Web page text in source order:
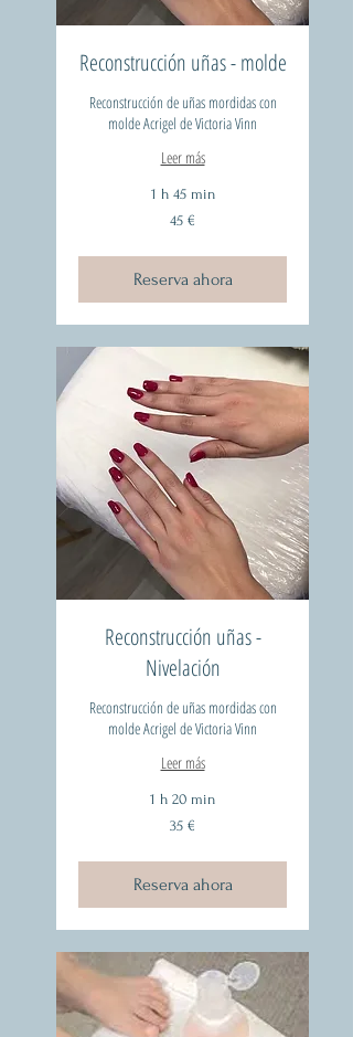
Reconstrucción uñas - molde
Reconstrucción de uñas mordidas con
molde Acrigel de Victoria Vinn
Leer más
1 h 45 min
45 €
Reserva ahora
Reconstrucción uñas -
Nivelación
Reconstrucción de uñas mordidas con
molde Acrigel de Victoria Vinn
Leer más
1 h 20 min
35 €
Reserva ahora